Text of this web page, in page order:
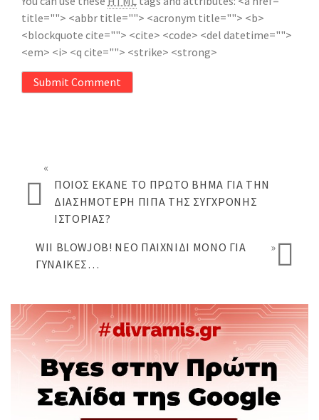
title=""> <abbr title=""> <acronym title=""> <b>
<blockquote cite=""> <cite> <code> <del datetime="">
<em> <i> <q cite=""> <strike> <strong>
Submit Comment
«
ΠΟΙΟΣ ΈΚΑΝΕ ΤΟ ΠΡΏΤΟ ΒΉΜΑ ΓΙΑ ΤΗΝ
ΔΙΑΣΗΜΌΤΕΡΗ ΠΊΠΑ ΤΗΣ ΣΎΓΧΡΟΝΗΣ
ΙΣΤΟΡΊΑΣ?
WII BLOWJOB! ΝΈΟ ΠΑΙΧΝΊΔΙ ΜΌΝΟ ΓΙΑ
ΓΥΝΑΊΚΕΣ…
»